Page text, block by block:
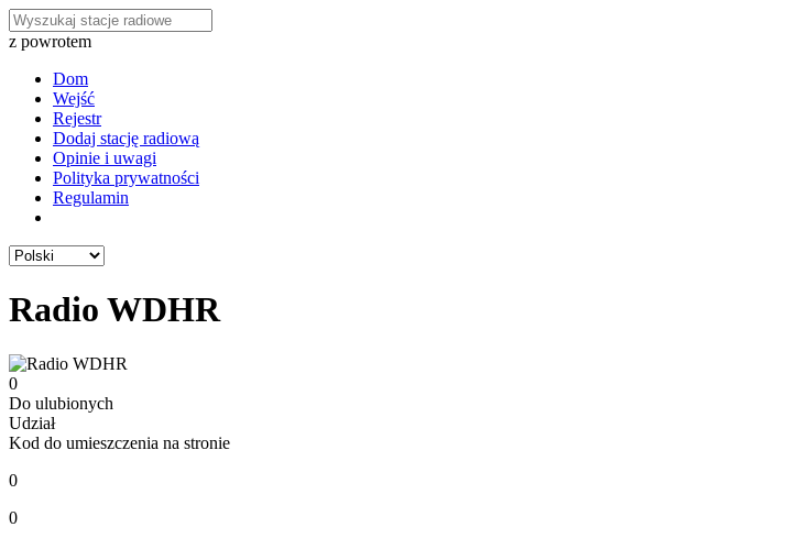
z powrotem
Dom
Wejść
Rejestr
Dodaj stację radiową
Opinie i uwagi
Polityka prywatności
Regulamin
Radio WDHR
0
Do ulubionych
Udział
Kod do umieszczenia na stronie
0
0